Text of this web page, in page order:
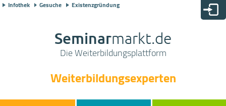
Infothek Gesuche Existenzgründung
Seminarmarkt.de
Die Weiterbildungsplattform
Weiterbildungsexperten